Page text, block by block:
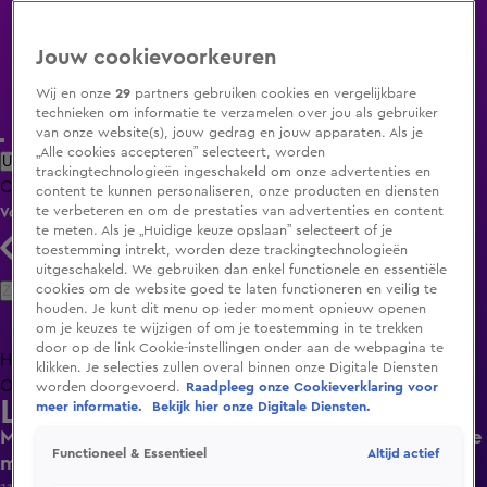
Uitzending Gemist Populaire programma's Zenders Genres
ClipsFilmsRadioSmart TV inlogShop
Volg KIJK
Zoeken
HomeUitzending Gemist Programma's De Bondgenoten
OranjezomerLivestreamsShop
Lang Leve de Liefde
Mo haalt alles uit de kast om een goede indruk te
maken
Jouw cookievoorkeuren
Wij en onze29 partners gebruiken cookies en vergelijkbare
technieken om informatie te verzamelen over jou als gebruiker
van onze website(s), jouw gedrag en jouw apparaten. Als je
„Alle cookies accepteren” selecteert, worden
trackingtechnologieën ingeschakeld om onze advertenties en
content te kunnen personaliseren, onze producten en diensten
te verbeteren en om de prestaties van advertenties en content
te meten. Als je „Huidige keuze opslaan” selecteert of je
toestemming intrekt, worden deze trackingtechnologieën
uitgeschakeld. We gebruiken dan enkel functionele en essentiële
cookies om de website goed te laten functioneren en veilig te
houden. Je kunt dit menu op ieder moment opnieuw openen
om je keuzes te wijzigen of om je toestemming in te trekken
door op de link Cookie-instellingen onder aan de webpagina te
klikken. Je selecties zullen overal binnen onze Digitale Diensten
worden doorgevoerd.
Raadpleeg onze Cookieverklaring voor
meer informatie.
Bekijk hier onze Digitale Diensten.
Functioneel & Essentieel Altijd actief